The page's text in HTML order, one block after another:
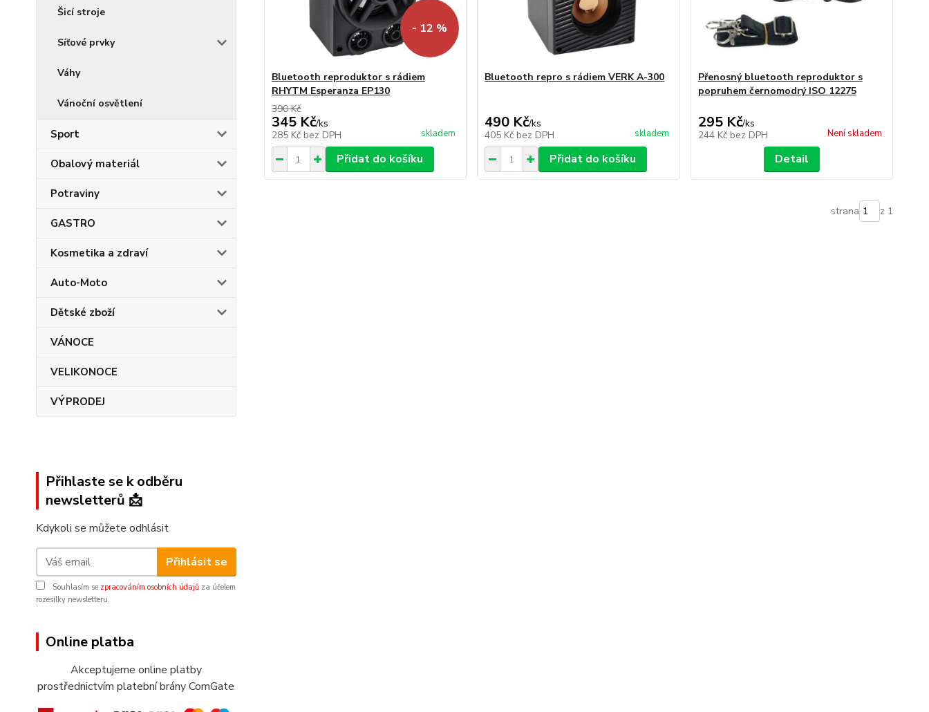
Šicí stroje
Síťové prvky
Váhy
Vánoční osvětlení
Sport
Obalový materiál
Potraviny
GASTRO
Kosmetika a zdraví
Auto-Moto
Dětské zboží
VÁNOCE
VELIKONOCE
VÝPRODEJ
Přihlaste se k odběru
newsletterů 📩
Kdykoli se můžete odhlásit
Přihlásit se
Souhlasím se zpracováním osobních údajů za účelem
rozesílky newsletteru.
Online platba
Akceptujeme online platby
prostřednictvím platební brány ComGate
- 12 %
Bluetooth reproduktor s rádiem
RHYTM Esperanza EP130
390 Kč
345 Kč/ks
285 Kč bez DPH skladem
Přidat do košíku
Bluetooth repro s rádiem VERK A-300
490 Kč/ks
405 Kč bez DPH skladem
Přidat do košíku
Přenosný bluetooth reproduktor s
popruhem černomodrý ISO 12275
295 Kč/ks
244 Kč bez DPH Není skladem
Detail
strana z 1